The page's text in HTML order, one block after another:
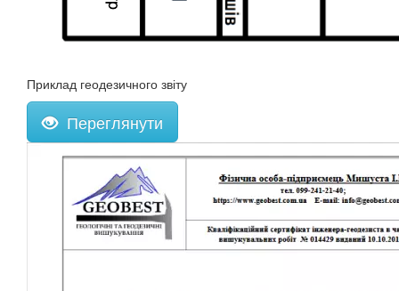
Приклад геодезичного звіту
Переглянути